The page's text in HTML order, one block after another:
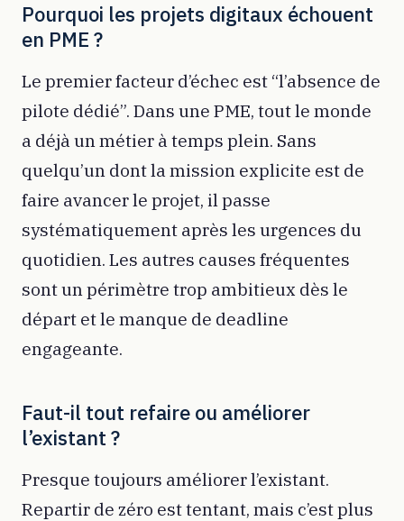
Pourquoi les projets digitaux échouent
en PME ?
Le premier facteur d’échec est “l’absence de
pilote dédié”. Dans une PME, tout le monde
a déjà un métier à temps plein. Sans
quelqu’un dont la mission explicite est de
faire avancer le projet, il passe
systématiquement après les urgences du
quotidien. Les autres causes fréquentes
sont un périmètre trop ambitieux dès le
départ et le manque de deadline
engageante.
Faut-il tout refaire ou améliorer
l’existant ?
Presque toujours améliorer l’existant.
Repartir de zéro est tentant, mais c’est plus